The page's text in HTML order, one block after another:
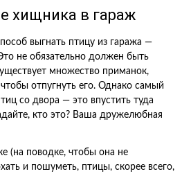
хищника в гараж
выгнать птицу из гаража —
не обязательно должен быть
множество приманок,
отпугнуть его. Однако самый
со двора — это впустить туда
кто это? Ваша дружелюбная
(на поводке, чтобы она не
и пошуметь, птицы, скорее всего,